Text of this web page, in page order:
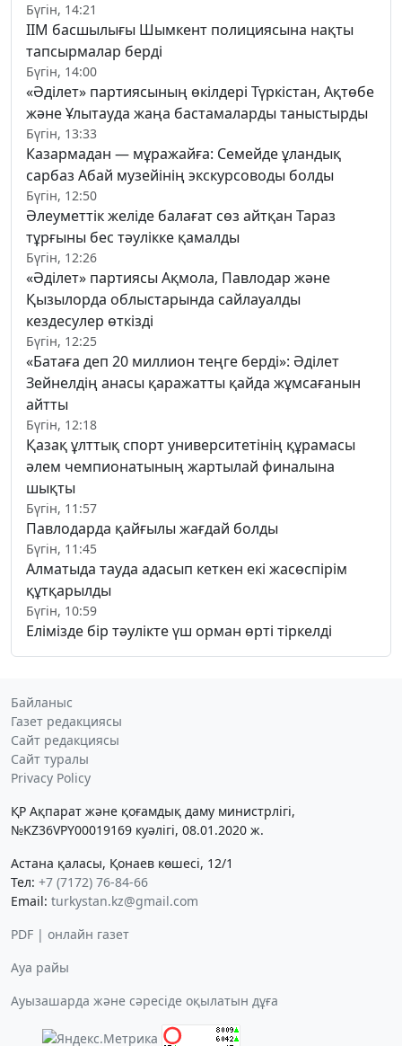
Бүгін, 14:21
ІІМ басшылығы Шымкент полициясына нақты
тапсырмалар берді
Бүгін, 14:00
«Әділет» партиясының өкілдері Түркістан, Ақтөбе
және Ұлытауда жаңа бастамаларды таныстырды
Бүгін, 13:33
Казармадан — мұражайға: Семейде ұландық
сарбаз Абай музейінің экскурсоводы болды
Бүгін, 12:50
Әлеуметтік желіде балағат сөз айтқан Тараз
тұрғыны бес тәулікке қамалды
Бүгін, 12:26
«Әділет» партиясы Ақмола, Павлодар және
Қызылорда облыстарында сайлауалды
кездесулер өткізді
Бүгін, 12:25
«Батаға деп 20 миллион теңге берді»: Әділет
Зейнелдің анасы қаражатты қайда жұмсағанын
айтты
Бүгін, 12:18
Қазақ ұлттық спорт университетінің құрамасы
әлем чемпионатының жартылай финалына
шықты
Бүгін, 11:57
Павлодарда қайғылы жағдай болды
Бүгін, 11:45
Алматыда тауда адасып кеткен екі жасөспірім
құтқарылды
Бүгін, 10:59
Елімізде бір тәулікте үш орман өрті тіркелді
Байланыс
Газет редакциясы
Сайт редакциясы
Сайт туралы
Privacy Policy
ҚР Ақпарат және қоғамдық даму министрлігі,
№KZ36VPY00019169 куәлігі, 08.01.2020 ж.
Астана қаласы, Қонаев көшесі, 12/1
Тел: +7 (7172) 76-84-66
Email: turkystan.kz@gmail.com
PDF | онлайн газет
Ауа райы
Ауызашарда және сәресіде оқылатын дұға